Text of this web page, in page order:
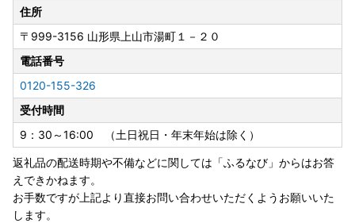
■ワンストップ特例申請書の提出先
〒999-3590
山形県西村山郡河北町谷地字砂田143-1
上山市ふるさと納税ワンストップ受付センター 宛
■ワンストップ特例申請に関するお問合せ
上山市役所 市政戦略課 シティプロモーション推進係
〒999-3192 山形県上山市河崎一丁目1番10号
TEL：023-672-1111（内線108） 平日8：30～17：15
FAX：023-672-1112
＜メールでのお問合せ＞
furusato@city.kaminoyama.yamagata.jp
住所
〒999-3156 山形県上山市湯町１－２０
電話番号
0120-155-326
受付時間
9：30～16:00 （土日祝日・年末年始は除く）
返礼品の配送時期や不備などに関しては「ふるなび」からはお答
えできかねます。
お手数ですが上記より直接お問い合わせいただくようお願いいた
します。